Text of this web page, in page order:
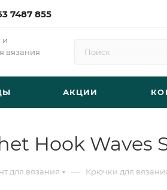
7487 855
и
вязания
АКЦИИ
Hook Waves
для вязания — Крючки для